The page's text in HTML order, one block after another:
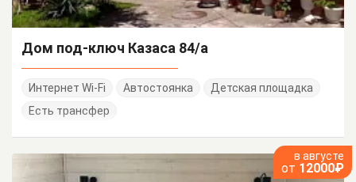
Дом под-ключ Казаса 84/а
Интернет Wi-Fi Автостоянка
Детская площадка
Есть трансфер
в августе
от 12000₽